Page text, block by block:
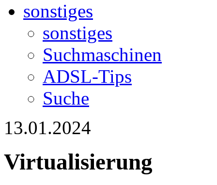
sonstiges
sonstiges
Suchmaschinen
ADSL-Tips
Suche
13.01.2024
Virtualisierung